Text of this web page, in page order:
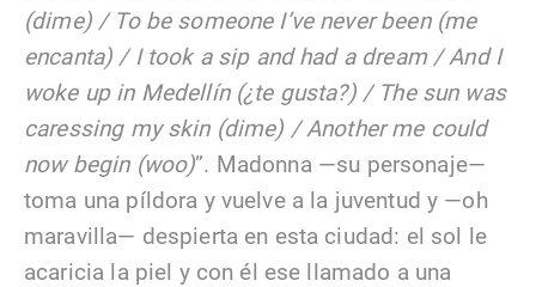
(dime) / To be someone I’ve never been (me
encanta) / I took a sip and had a dream / And I
woke up in Medellín (¿te gusta?) / The sun was
caressing my skin (dime) / Another me could
now begin (woo)”. Madonna —su personaje—
toma una píldora y vuelve a la juventud y —oh
maravilla— despierta en esta ciudad: el sol le
acaricia la piel y con él ese llamado a una